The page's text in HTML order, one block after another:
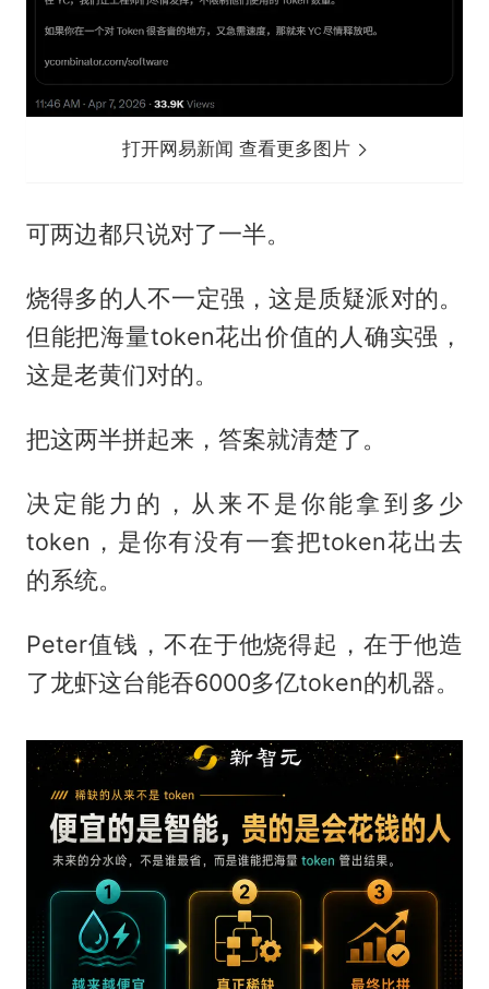
打开网易新闻 查看更多图片
可两边都只说对了一半。
烧得多的人不一定强，这是质疑派对的。
但能把海量token花出价值的人确实强，
这是老黄们对的。
把这两半拼起来，答案就清楚了。
决定能力的，从来不是你能拿到多少
token，是你有没有一套把token花出去
的系统。
Peter值钱，不在于他烧得起，在于他造
了龙虾这台能吞6000多亿token的机器。